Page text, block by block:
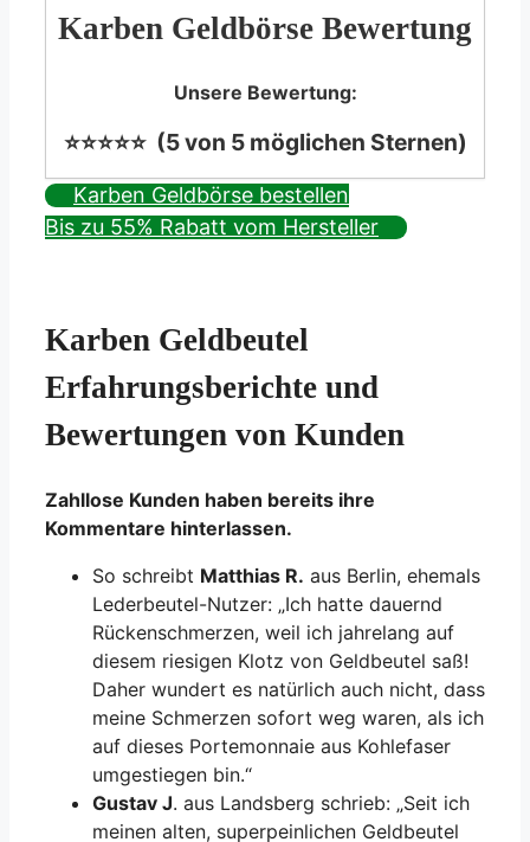
Karben Geldbörse Bewertung
Unsere Bewertung:
⭐⭐⭐⭐⭐ (5 von 5 möglichen Sternen)
Karben Geldbörse bestellen
Bis zu 55% Rabatt vom Hersteller
Karben Geldbeutel
Erfahrungsberichte und
Bewertungen von Kunden
Zahllose Kunden haben bereits ihre
Kommentare hinterlassen.
So schreibt Matthias R. aus Berlin, ehemals
Lederbeutel-Nutzer: „Ich hatte dauernd
Rückenschmerzen, weil ich jahrelang auf
diesem riesigen Klotz von Geldbeutel saß!
Daher wundert es natürlich auch nicht, dass
meine Schmerzen sofort weg waren, als ich
auf dieses Portemonnaie aus Kohlefaser
umgestiegen bin.“
Gustav J. aus Landsberg schrieb: „Seit ich
meinen alten, superpeinlichen Geldbeutel